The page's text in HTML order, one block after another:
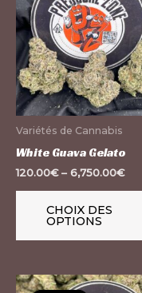
Variétés de Cannabis
White Guava Gelato
120.00€– 6,750.00€
CHOIX DES
OPTIONS